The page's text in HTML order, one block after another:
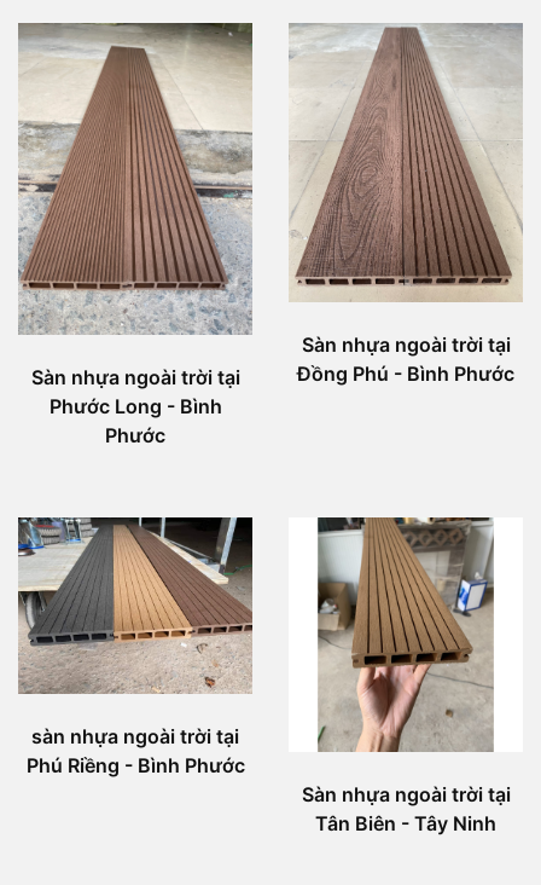
Sàn nhựa ngoài trời tại
Phước Long - Bình
Phước
Sàn nhựa ngoài trời tại
Đồng Phú - Bình Phước
sàn nhựa ngoài trời tại
Phú Riềng - Bình Phước
Sàn nhựa ngoài trời tại
Tân Biên - Tây Ninh